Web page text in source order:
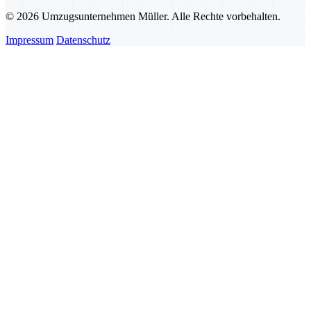
© 2026 Umzugsunternehmen Müller. Alle Rechte vorbehalten.
Impressum Datenschutz